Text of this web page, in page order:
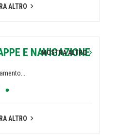
ALTRO
E NAVIGAZIONE
MOSTRA ALTRO
ALTRO